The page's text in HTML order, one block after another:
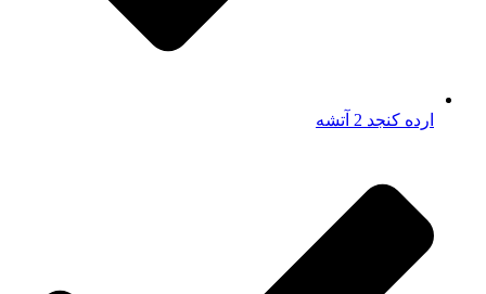
ارده کنجد 2 آتشه